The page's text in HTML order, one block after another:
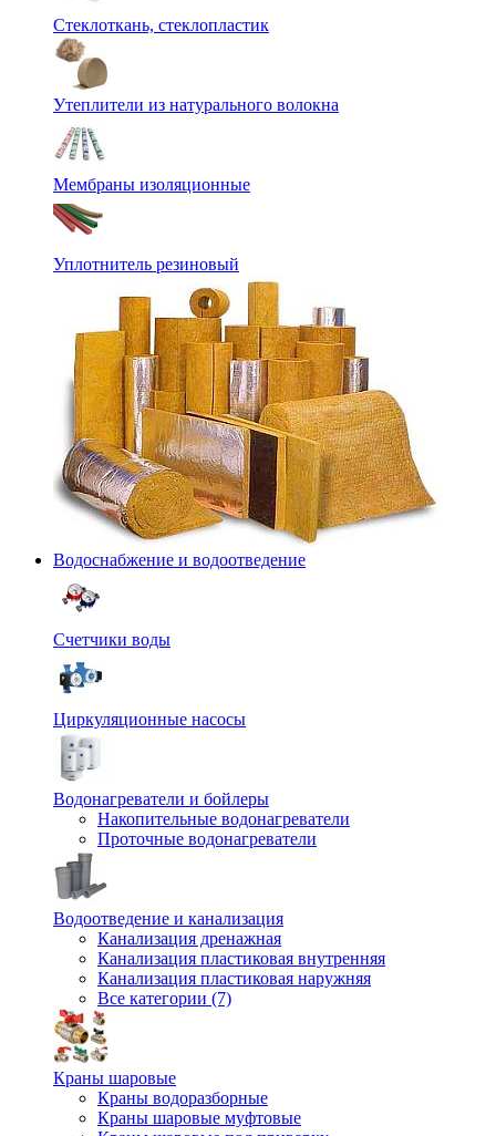
Стеклоткань, стеклопластик
Утеплители из натурального волокна
Мембраны изоляционные
Уплотнитель резиновый
Водоснабжение и водоотведение
Счетчики воды
Циркуляционные насосы
Водонагреватели и бойлеры
Накопительные водонагреватели
Проточные водонагреватели
Водоотведение и канализация
Канализация дренажная
Канализация пластиковая внутренняя
Канализация пластиковая наружняя
Все категории (7)
Краны шаровые
Краны водоразборные
Краны шаровые муфтовые